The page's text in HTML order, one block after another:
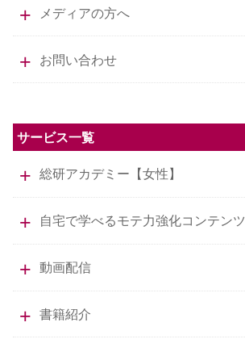
メディアの方へ
お問い合わせ
サービス一覧
総研アカデミー【女性】
自宅で学べるモテ力強化コンテンツ
動画配信
書籍紹介